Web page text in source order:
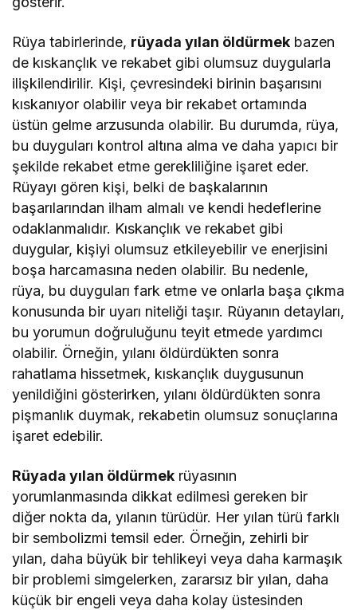
Rüya tabirlerinde, rüyada yılan öldürmek bazen
de kıskançlık ve rekabet gibi olumsuz duygularla
ilişkilendirilir. Kişi, çevresindeki birinin başarısını
kıskanıyor olabilir veya bir rekabet ortamında
üstün gelme arzusunda olabilir. Bu durumda, rüya,
bu duyguları kontrol altına alma ve daha yapıcı bir
şekilde rekabet etme gerekliliğine işaret eder.
Rüyayı gören kişi, belki de başkalarının
başarılarından ilham almalı ve kendi hedeflerine
odaklanmalıdır. Kıskançlık ve rekabet gibi
duygular, kişiyi olumsuz etkileyebilir ve enerjisini
boşa harcamasına neden olabilir. Bu nedenle,
rüya, bu duyguları fark etme ve onlarla başa çıkma
konusunda bir uyarı niteliği taşır. Rüyanın detayları,
bu yorumun doğruluğunu teyit etmede yardımcı
olabilir. Örneğin, yılanı öldürdükten sonra
rahatlama hissetmek, kıskançlık duygusunun
yenildiğini gösterirken, yılanı öldürdükten sonra
pişmanlık duymak, rekabetin olumsuz sonuçlarına
işaret edebilir.
Rüyada yılan öldürmek rüyasının
yorumlanmasında dikkat edilmesi gereken bir
diğer nokta da, yılanın türüdür. Her yılan türü farklı
bir sembolizmi temsil eder. Örneğin, zehirli bir
yılan, daha büyük bir tehlikeyi veya daha karmaşık
bir problemi simgelerken, zararsız bir yılan, daha
küçük bir engeli veya daha kolay üstesinden